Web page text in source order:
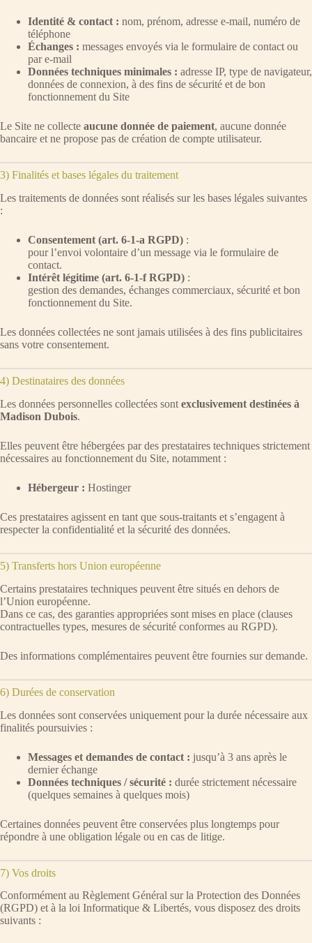
Identité & contact : nom, prénom, adresse e-mail, numéro de
téléphone
Échanges : messages envoyés via le formulaire de contact ou
par e-mail
Données techniques minimales : adresse IP, type de navigateur,
données de connexion, à des fins de sécurité et de bon
fonctionnement du Site
Le Site ne collecte aucune donnée de paiement, aucune donnée
bancaire et ne propose pas de création de compte utilisateur.
3) Finalités et bases légales du traitement
Les traitements de données sont réalisés sur les bases légales suivantes
:
Consentement (art. 6-1-a RGPD) :
pour l’envoi volontaire d’un message via le formulaire de
contact.
Intérêt légitime (art. 6-1-f RGPD) :
gestion des demandes, échanges commerciaux, sécurité et bon
fonctionnement du Site.
Les données collectées ne sont jamais utilisées à des fins publicitaires
sans votre consentement.
4) Destinataires des données
Les données personnelles collectées sont exclusivement destinées à
Madison Dubois.
Elles peuvent être hébergées par des prestataires techniques strictement
nécessaires au fonctionnement du Site, notamment :
Hébergeur : Hostinger
Ces prestataires agissent en tant que sous-traitants et s’engagent à
respecter la confidentialité et la sécurité des données.
5) Transferts hors Union européenne
Certains prestataires techniques peuvent être situés en dehors de
l’Union européenne.
Dans ce cas, des garanties appropriées sont mises en place (clauses
contractuelles types, mesures de sécurité conformes au RGPD).
Des informations complémentaires peuvent être fournies sur demande.
6) Durées de conservation
Les données sont conservées uniquement pour la durée nécessaire aux
finalités poursuivies :
Messages et demandes de contact : jusqu’à 3 ans après le
dernier échange
Données techniques / sécurité : durée strictement nécessaire
(quelques semaines à quelques mois)
Certaines données peuvent être conservées plus longtemps pour
répondre à une obligation légale ou en cas de litige.
7) Vos droits
Conformément au Règlement Général sur la Protection des Données
(RGPD) et à la loi Informatique & Libertés, vous disposez des droits
suivants :